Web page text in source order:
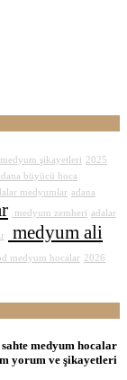
şikayetleri 2025
büyücü hoca
medyumlar adana
medyum zemheri adalar
medyum ali
medyum hocalar 2026
medyum hocalar
yorum ve şikayetleri